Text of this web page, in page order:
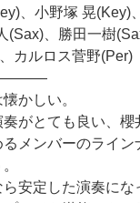
、小野塚 晃(Key)
(Sax)、勝田一樹
カルロス菅野(Per)
かしい。
がとても良い、
メンバーのライ
安定した演奏にな